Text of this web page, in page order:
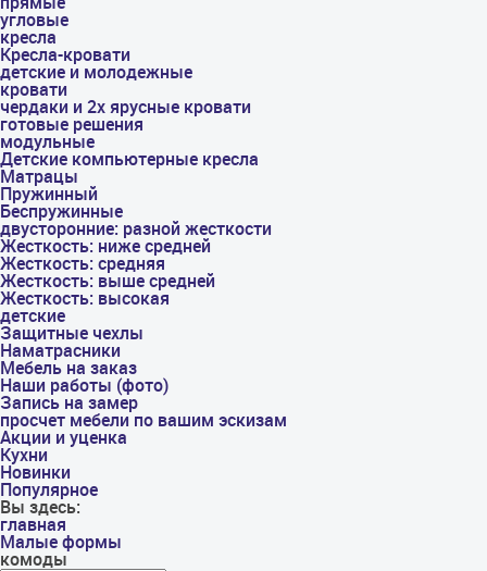
угловые
кресла
Кресла-кровати
детские и молодежные
кровати
чердаки и 2х ярусные кровати
готовые решения
модульные
Детские компьютерные кресла
Матрацы
Пружинный
Беспружинные
двусторонние: разной жесткости
Жесткость: ниже средней
Жесткость: средняя
Жесткость: выше средней
Жесткость: высокая
детские
Защитные чехлы
Наматрасники
Мебель на заказ
Наши работы (фото)
Запись на замер
просчет мебели по вашим эскизам
Акции и уценка
Кухни
Новинки
Популярное
Вы здесь:
главная
Малые формы
комоды